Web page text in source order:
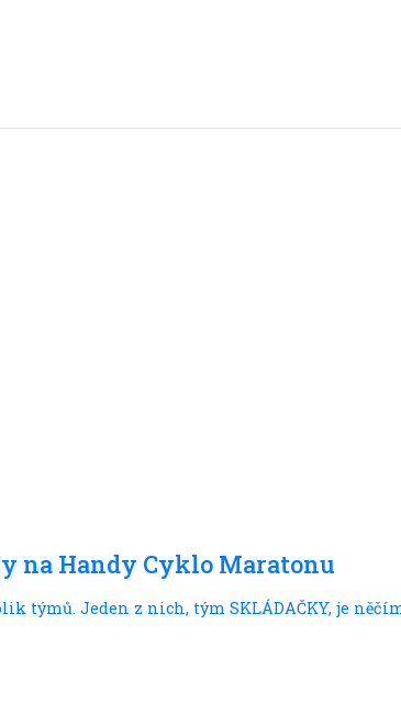
na Handy Cyklo Maratonu
týmů. Jeden z nich, tým SKLÁDAČKY, je